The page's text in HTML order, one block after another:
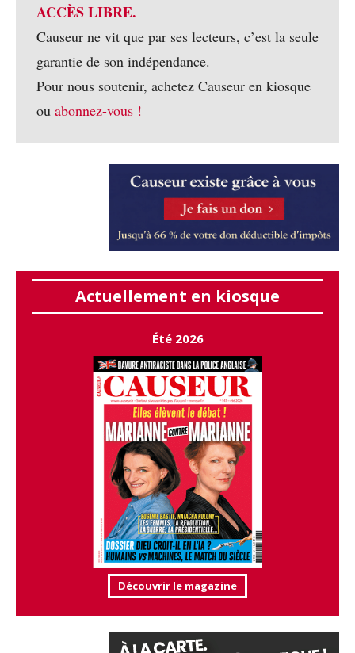
ACCÈS LIBRE.
Causeur ne vit que par ses lecteurs, c’est la seule
garantie de son indépendance.
Pour nous soutenir, achetez Causeur en kiosque
ou abonnez-vous !
Actuellement en kiosque
Été 2026
Découvrir le magazine